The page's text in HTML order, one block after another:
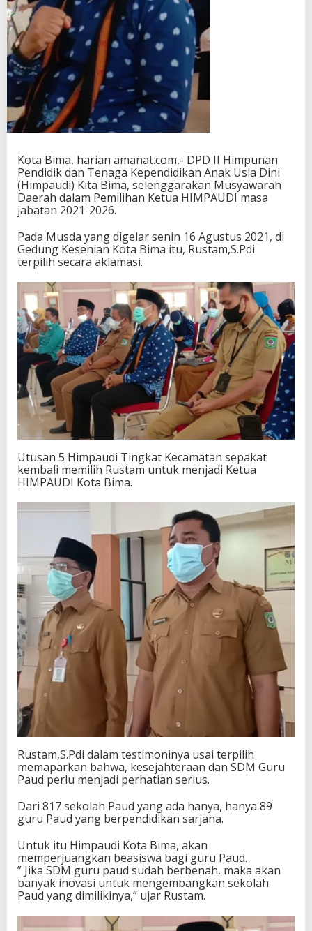
m
N
G
u
r
P
a
u
d
r
l
u
e
r
h
a
t
i
a
n
Kota Bima, harian amanat.com,- DPD II Himpunan
Pendidik dan Tenaga Kependidikan Anak Usia Dini
(Himpaudi) Kita Bima, selenggarakan Musyawarah
Daerah dalam Pemilihan Ketua HIMPAUDI masa
jabatan 2021-2026.
Pada Musda yang digelar senin 16 Agustus 2021, di
Gedung Kesenian Kota Bima itu, Rustam,S.Pdi
terpilih secara aklamasi.
Utusan 5 Himpaudi Tingkat Kecamatan sepakat
kembali memilih Rustam untuk menjadi Ketua
HIMPAUDI Kota Bima.
Rustam,S.Pdi dalam testimoninya usai terpilih
memaparkan bahwa, kesejahteraan dan SDM Guru
Paud perlu menjadi perhatian serius.
Dari 817 sekolah Paud yang ada hanya, hanya 89
guru Paud yang berpendidikan sarjana.
Untuk itu Himpaudi Kota Bima, akan
memperjuangkan beasiswa bagi guru Paud.
” Jika SDM guru paud sudah berbenah, maka akan
banyak inovasi untuk mengembangkan sekolah
Paud yang dimilikinya,” ujar Rustam.